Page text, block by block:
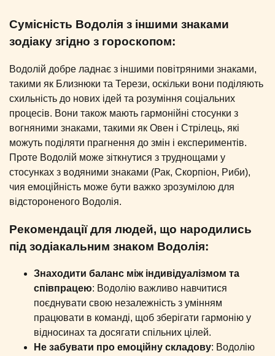
Сумісність Водолія з іншими знаками
зодіаку згідно з гороскопом:
Водолій добре ладнає з іншими повітряними знаками,
такими як Близнюки та Терези, оскільки вони поділяють
схильність до нових ідей та розуміння соціальних
процесів. Вони також мають гармонійні стосунки з
вогняними знаками, такими як Овен і Стрілець, які
можуть поділяти прагнення до змін і експериментів.
Проте Водолій може зіткнутися з труднощами у
стосунках з водяними знаками (Рак, Скорпіон, Риби),
чия емоційність може бути важко зрозумілою для
відстороненого Водолія.
Рекомендації для людей, що народились
під зодіакальним знаком Водолія:
Знаходити баланс між індивідуалізмом та
співпрацею: Водолію важливо навчитися
поєднувати свою незалежність з умінням
працювати в команді, щоб зберігати гармонію у
відносинах та досягати спільних цілей.
Не забувати про емоційну складову: Водолію